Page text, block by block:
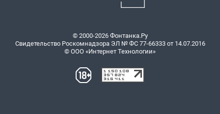
© 2000-2026 Фонтанка.Ру
Свидетельство Роскомнадзора ЭЛ № ФС 77-66333 от 14.07.2016
© ООО «Интернет Технологии»